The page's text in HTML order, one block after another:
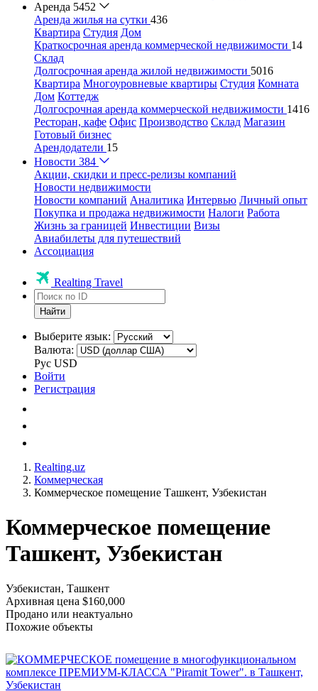
Аренда 5452
Аренда жилья на сутки 436
Квартира Студия Дом
Краткосрочная аренда коммерческой недвижимости 14
Склад
Долгосрочная аренда жилой недвижимости 5016
Квартира Многоуровневые квартиры Студия Комната
Дом Коттедж
Долгосрочная аренда коммерческой недвижимости 1416
Ресторан, кафе Офис Производство Склад Магазин
Готовый бизнес
Арендодатели 15
Новости 384
Акции, скидки и пресс-релизы компаний
Новости недвижимости
Новости компаний Аналитика Интервью Личный опыт
Покупка и продажа недвижимости Налоги Работа
Жизнь за границей Инвестиции Визы
Авиабилеты для путешествий
Ассоциация
Realting Travel
Найти
Выберите язык:
Валюта:
Рус USD
Войти
Регистрация
Realting.uz
Коммерческая
Коммерческое помещение Ташкент, Узбекистан
Коммерческое помещение
Ташкент, Узбекистан
Узбекистан, Ташкент
Архивная цена $160,000
Продано или неактуально
Похожие объекты